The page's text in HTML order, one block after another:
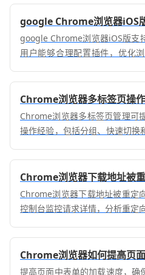
google Chrome浏览器iOS
google Chrome浏览器iOS版支
用户能够合理配置插件，优化
Chrome浏览器多标签页操
Chrome浏览器多标签页管理可
操作经验，包括分组、快速切换
Chrome浏览器下载地址被重定
控制台监控请求详情，分析重定
Chrome浏览器如何提高页
提高页面中表单的加载速度，确